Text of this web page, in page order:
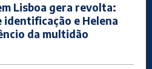
Lisboa gera revolta:
e Helena
da multidão